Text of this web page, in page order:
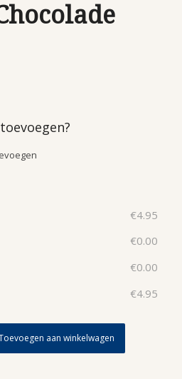
€4.95
€0.00
€0.00
€4.95
aan winkelwagen